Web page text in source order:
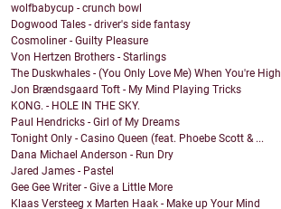
wolfbabycup - crunch bowl
Dogwood Tales - driver's side fantasy
Cosmoliner - Guilty Pleasure
Von Hertzen Brothers - Starlings
The Duskwhales - (You Only Love Me) When You're High
Jon Brændsgaard Toft - My Mind Playing Tricks
KONG. - HOLE IN THE SKY.
Paul Hendricks - Girl of My Dreams
Tonight Only - Casino Queen (feat. Phoebe Scott & ...
Dana Michael Anderson - Run Dry
Jared James - Pastel
Gee Gee Writer - Give a Little More
Klaas Versteeg x Marten Haak - Make up Your Mind